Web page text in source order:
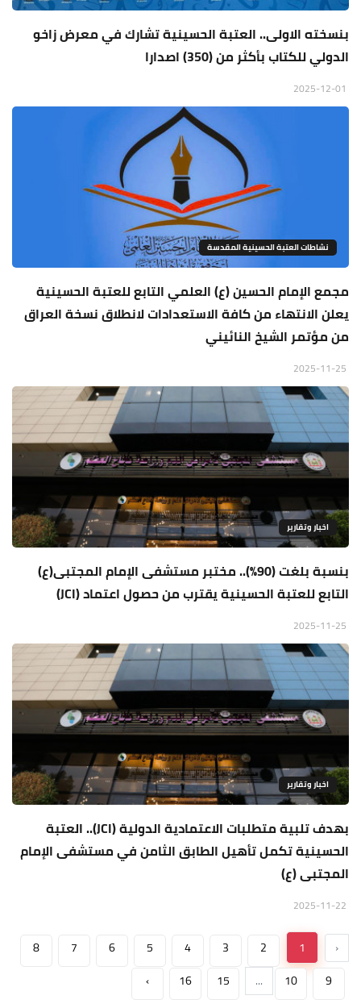
بنسخته الاولى.. العتبة الحسينية تشارك في معرض زاخو
الدولي للكتاب بأكثر من (350) اصدارا
نشاطات العتبة الحسينية المقدسة
مجمع الإمام الحسين (ع) العلمي التابع للعتبة الحسينية
يعلن الانتهاء من كافة الاستعدادات لانطلاق نسخة العراق
من مؤتمر الشيخ النائيني
اخبار وتقارير
بنسبة بلغت (90%).. مختبر مستشفى الإمام المجتبى(ع)
التابع للعتبة الحسينية يقترب من حصول اعتماد (JCI)
اخبار وتقارير
بهدف تلبية متطلبات الاعتمادية الدولية (JCI).. العتبة
الحسينية تكمل تأهيل الطابق الثامن في مستشفى الإمام
المجتبى (ع)
‹
1
2
3
4
5
6
7
8
9
10
...
15
16
›